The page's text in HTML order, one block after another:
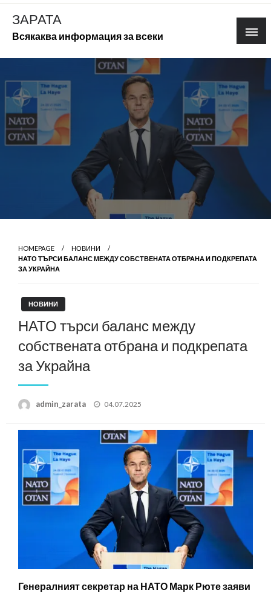
Skip
content
ЗАРАТА
Всякаква информация за всеки
HOMEPAGE
НОВИНИ
НАТО ТЪРСИ БАЛАНС МЕЖДУ СОБСТВЕНАТА ОТБРАНА И ПОДКРЕПАТА
ЗА УКРАЙНА
НОВИНИ
НАТО търси баланс между
собствената отбрана и подкрепата
за Украйна
admin_zarata
Posted
04.07.2025
Генералният секретар на НАТО Марк Рюте заяви